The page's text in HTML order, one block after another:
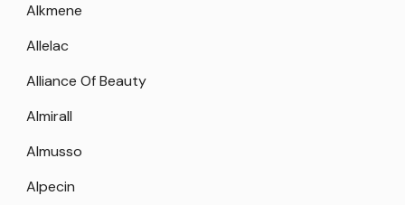
Alkmene
Allelac
Alliance Of Beauty
Almirall
Almusso
Alpecin